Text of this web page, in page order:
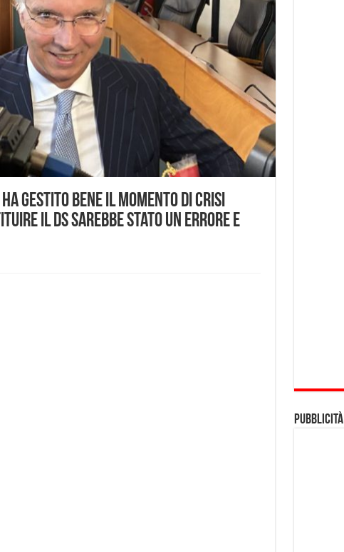
gestito bene il momento di crisi
il ds sarebbe stato un errore e
Pubblicità